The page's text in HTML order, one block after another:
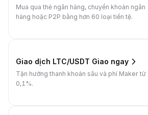
Mua qua thẻ ngân hàng, chuyển khoản ngân
hàng hoặc P2P bằng hơn 60 loại tiền tệ.
Giao dịch LTC/USDT Giao ngay
Tận hưởng thanh khoản sâu và phí Maker từ
0,1%.